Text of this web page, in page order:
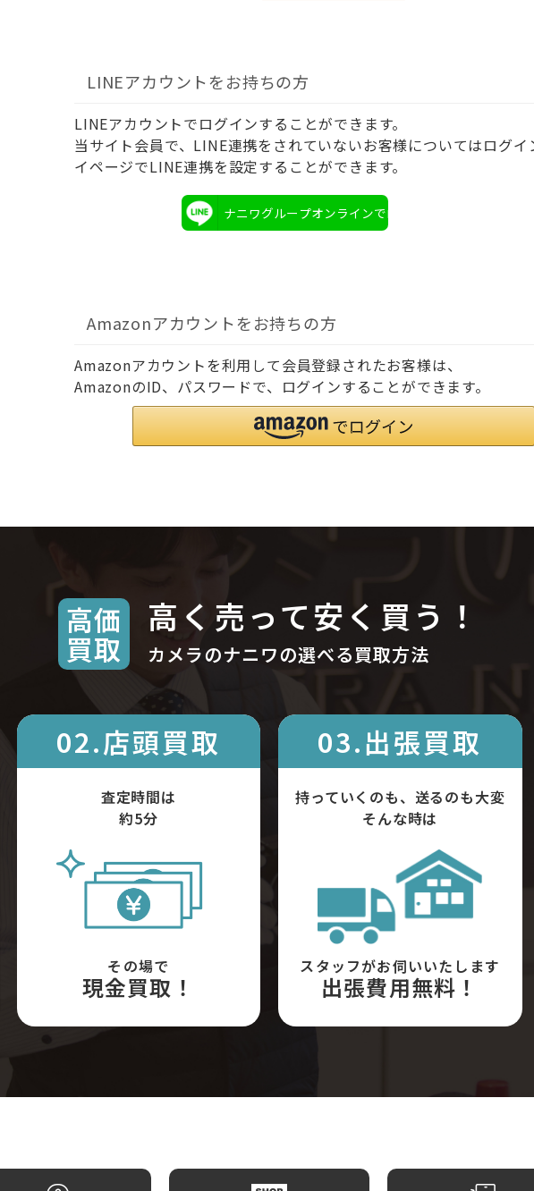
LINEアカウントをお持ちの方
LINEアカウントでログインすることができます。
当サイト会員で、LINE連携をされていないお客様についてはログイ
イページでLINE連携を設定することができます。
ナニワグループオンラインでログイン
Amazonアカウントをお持ちの方
Amazonアカウントを利用して会員登録されたお客様は、
AmazonのID、パスワードで、ログインすることができます。
高価
買取
高く売って安く買う！
カメラのナニワの選べる買取方法
02.店頭買取
査定時間は
約5分
その場で
現金買取！
03.出張買取
持っていくのも、送るのも大変
そんな時は
スタッフがお伺いいたします
出張費用無料！